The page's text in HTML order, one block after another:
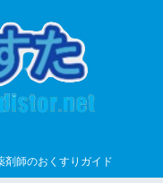
剤師のおくすりガイド